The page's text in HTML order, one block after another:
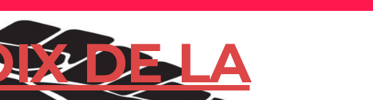
DE LA